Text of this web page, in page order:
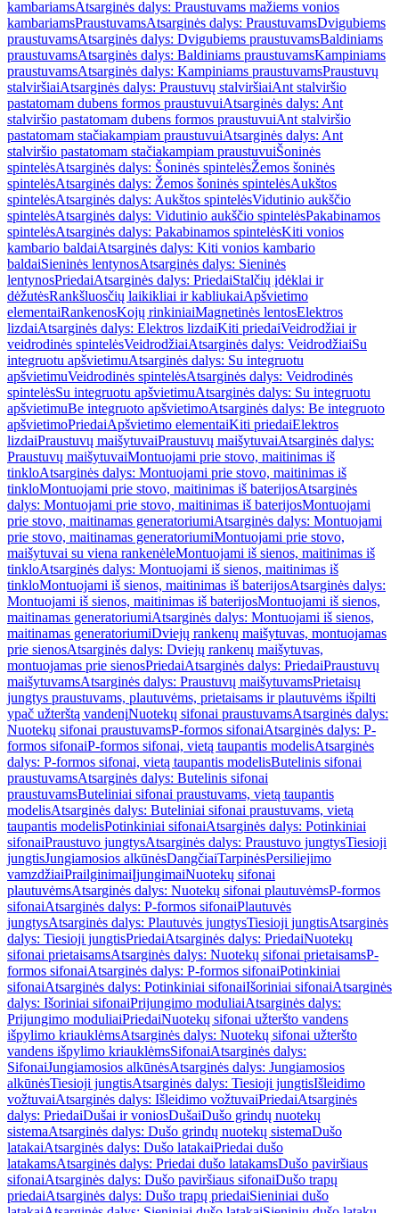
kambariamsAtsarginės dalys: Praustuvams mažiems vonios
kambariamsPraustuvamsAtsarginės dalys: PraustuvamsDvigubiems
praustuvamsAtsarginės dalys: Dvigubiems praustuvamsBaldiniams
praustuvamsAtsarginės dalys: Baldiniams praustuvamsKampiniams
praustuvamsAtsarginės dalys: Kampiniams praustuvamsPraustuvų
stalviršiaiAtsarginės dalys: Praustuvų stalviršiaiAnt stalviršio
pastatomam dubens formos praustuvuiAtsarginės dalys: Ant
stalviršio pastatomam dubens formos praustuvuiAnt stalviršio
pastatomam stačiakampiam praustuvuiAtsarginės dalys: Ant
stalviršio pastatomam stačiakampiam praustuvuiŠoninės
spintelėsAtsarginės dalys: Šoninės spintelėsŽemos šoninės
spintelėsAtsarginės dalys: Žemos šoninės spintelėsAukštos
spintelėsAtsarginės dalys: Aukštos spintelėsVidutinio aukščio
spintelėsAtsarginės dalys: Vidutinio aukščio spintelėsPakabinamos
spintelėsAtsarginės dalys: Pakabinamos spintelėsKiti vonios
kambario baldaiAtsarginės dalys: Kiti vonios kambario
baldaiSieninės lentynosAtsarginės dalys: Sieninės
lentynosPriedaiAtsarginės dalys: PriedaiStalčių įdėklai ir
dėžutėsRankšluosčių laikikliai ir kabliukaiApšvietimo
elementaiRankenosKojų rinkiniaiMagnetinės lentosElektros
lizdaiAtsarginės dalys: Elektros lizdaiKiti priedaiVeidrodžiai ir
veidrodinės spintelėsVeidrodžiaiAtsarginės dalys: VeidrodžiaiSu
integruotu apšvietimuAtsarginės dalys: Su integruotu
apšvietimuVeidrodinės spintelėsAtsarginės dalys: Veidrodinės
spintelėsSu integruotu apšvietimuAtsarginės dalys: Su integruotu
apšvietimuBe integruoto apšvietimoAtsarginės dalys: Be integruoto
apšvietimoPriedaiApšvietimo elementaiKiti priedaiElektros
lizdaiPraustuvų maišytuvaiPraustuvų maišytuvaiAtsarginės dalys:
Praustuvų maišytuvaiMontuojami prie stovo, maitinimas iš
tinkloAtsarginės dalys: Montuojami prie stovo, maitinimas iš
tinkloMontuojami prie stovo, maitinimas iš baterijosAtsarginės
dalys: Montuojami prie stovo, maitinimas iš baterijosMontuojami
prie stovo, maitinamas generatoriumiAtsarginės dalys: Montuojami
prie stovo, maitinamas generatoriumiMontuojami prie stovo,
maišytuvai su viena rankenėleMontuojami iš sienos, maitinimas iš
tinkloAtsarginės dalys: Montuojami iš sienos, maitinimas iš
tinkloMontuojami iš sienos, maitinimas iš baterijosAtsarginės dalys:
Montuojami iš sienos, maitinimas iš baterijosMontuojami iš sienos,
maitinamas generatoriumiAtsarginės dalys: Montuojami iš sienos,
maitinamas generatoriumiDviejų rankenų maišytuvas, montuojamas
prie sienosAtsarginės dalys: Dviejų rankenų maišytuvas,
montuojamas prie sienosPriedaiAtsarginės dalys: PriedaiPraustuvų
maišytuvamsAtsarginės dalys: Praustuvų maišytuvamsPrietaisų
jungtys praustuvams, plautuvėms, prietaisams ir plautuvėms išpilti
ypač užterštą vandenįNuotekų sifonai praustuvamsAtsarginės dalys:
Nuotekų sifonai praustuvamsP-formos sifonaiAtsarginės dalys: P-
formos sifonaiP-formos sifonai, vietą taupantis modelisAtsarginės
dalys: P-formos sifonai, vietą taupantis modelisButelinis sifonai
praustuvamsAtsarginės dalys: Butelinis sifonai
praustuvamsButeliniai sifonai praustuvams, vietą taupantis
modelisAtsarginės dalys: Buteliniai sifonai praustuvams, vietą
taupantis modelisPotinkiniai sifonaiAtsarginės dalys: Potinkiniai
sifonaiPraustuvo jungtysAtsarginės dalys: Praustuvo jungtysTiesioji
jungtisJungiamosios alkūnėsDangčiaiTarpinėsPersiliejimo
vamzdžiaiPrailginimaiĮjungimaiNuotekų sifonai
plautuvėmsAtsarginės dalys: Nuotekų sifonai plautuvėmsP-formos
sifonaiAtsarginės dalys: P-formos sifonaiPlautuvės
jungtysAtsarginės dalys: Plautuvės jungtysTiesioji jungtisAtsarginės
dalys: Tiesioji jungtisPriedaiAtsarginės dalys: PriedaiNuotekų
sifonai prietaisamsAtsarginės dalys: Nuotekų sifonai prietaisamsP-
formos sifonaiAtsarginės dalys: P-formos sifonaiPotinkiniai
sifonaiAtsarginės dalys: Potinkiniai sifonaiIšoriniai sifonaiAtsarginės
dalys: Išoriniai sifonaiPrijungimo moduliaiAtsarginės dalys:
Prijungimo moduliaiPriedaiNuotekų sifonai užteršto vandens
išpylimo kriauklėmsAtsarginės dalys: Nuotekų sifonai užteršto
vandens išpylimo kriauklėmsSifonaiAtsarginės dalys:
SifonaiJungiamosios alkūnėsAtsarginės dalys: Jungiamosios
alkūnėsTiesioji jungtisAtsarginės dalys: Tiesioji jungtisIšleidimo
vožtuvaiAtsarginės dalys: Išleidimo vožtuvaiPriedaiAtsarginės
dalys: PriedaiDušai ir voniosDušaiDušo grindų nuotekų
sistemaAtsarginės dalys: Dušo grindų nuotekų sistemaDušo
latakaiAtsarginės dalys: Dušo latakaiPriedai dušo
latakamsAtsarginės dalys: Priedai dušo latakamsDušo paviršiaus
sifonaiAtsarginės dalys: Dušo paviršiaus sifonaiDušo trapų
priedaiAtsarginės dalys: Dušo trapų priedaiSieniniai dušo